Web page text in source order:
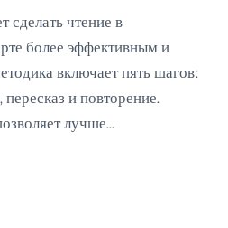
сделать чтение в
более эффективным и
включает пять шагов:
и повторение.
лучше
Узнайте, как улучшить